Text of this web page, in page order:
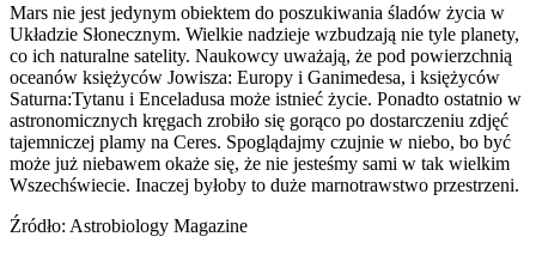
Mars nie jest jedynym obiektem do poszukiwania śladów życia w
Układzie Słonecznym. Wielkie nadzieje wzbudzają nie tyle planety,
co ich naturalne satelity. Naukowcy uważają, że pod powierzchnią
oceanów księżyców Jowisza: Europy i Ganimedesa, i księżyców
Saturna:Tytanu i Enceladusa może istnieć życie. Ponadto ostatnio w
astronomicznych kręgach zrobiło się gorąco po dostarczeniu zdjęć
tajemniczej plamy na Ceres. Spoglądajmy czujnie w niebo, bo być
może już niebawem okaże się, że nie jesteśmy sami w tak wielkim
Wszechświecie. Inaczej byłoby to duże marnotrawstwo przestrzeni.
Źródło: Astrobiology Magazine